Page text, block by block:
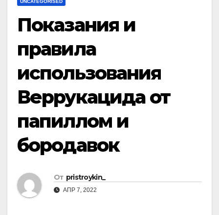
UNCATEGORISED
Показания и
правила
использования
Веррукацида от
папиллом и
бородавок
От pristroykin_
АПР 7, 2022